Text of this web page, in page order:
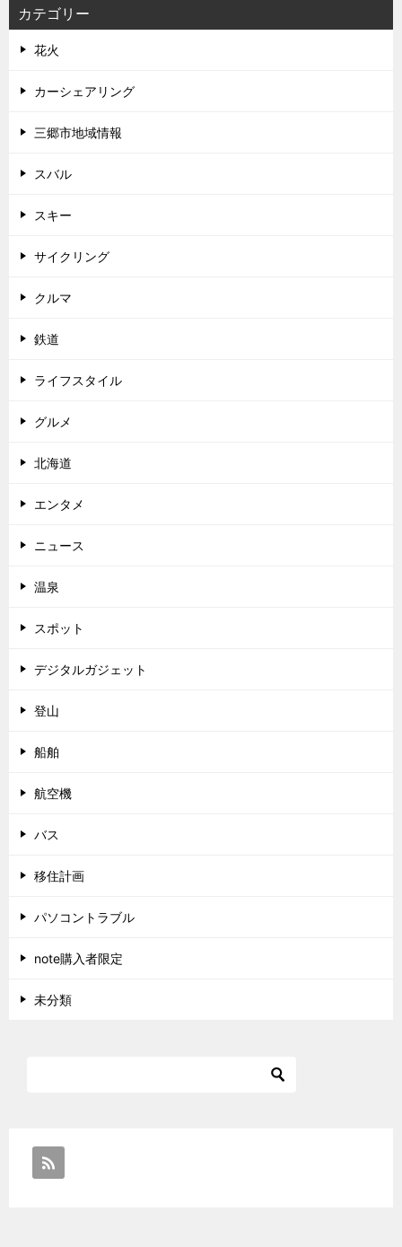
カテゴリー
花火
カーシェアリング
三郷市地域情報
スバル
スキー
サイクリング
クルマ
鉄道
ライフスタイル
グルメ
北海道
エンタメ
ニュース
温泉
スポット
デジタルガジェット
登山
船舶
航空機
バス
移住計画
パソコントラブル
note購入者限定
未分類